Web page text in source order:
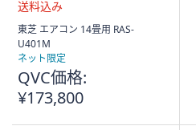
送
料
込
東芝 エアコン 14畳用 RAS-
U401M
ネット限定
QVC価格:
¥173,800